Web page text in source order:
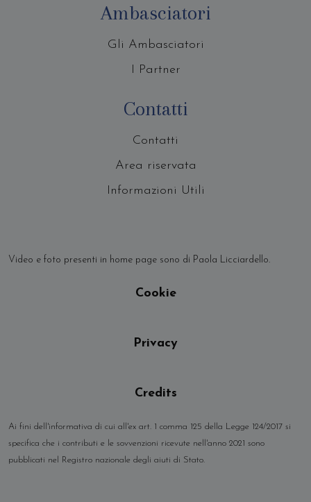
Ambasciatori
Gli Ambasciatori
I Partner
Contatti
Contatti
Area riservata
Informazioni Utili
Video e foto presenti in home page sono di Paola Licciardello.
Cookie
Privacy
Credits
Ai fini dell'informativa di cui all'ex art. 1 comma 125 della Legge 124/2017 si
specifica che i contributi e le sovvenzioni ricevute nell'anno 2021 sono
pubblicati nel Registro nazionale degli aiuti di Stato.